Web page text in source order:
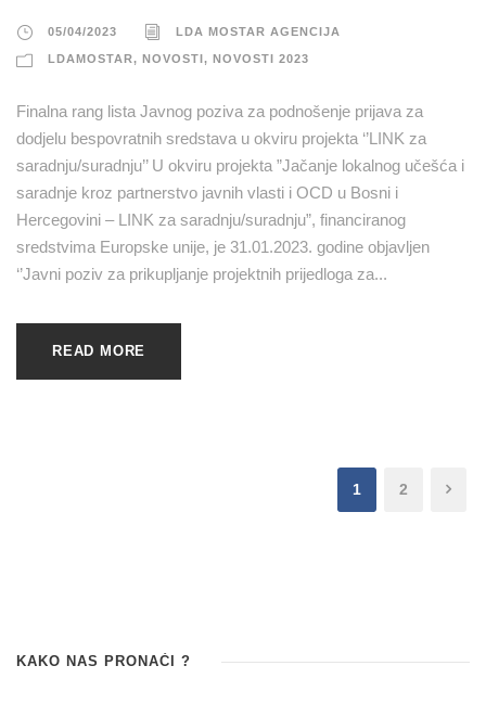
05/04/2023 LDA MOSTAR AGENCIJA
LDAMOSTAR, NOVOSTI, NOVOSTI 2023
Finalna rang lista Javnog poziva za podnošenje prijava za
dodjelu bespovratnih sredstava u okviru projekta ‘’LINK za
saradnju/suradnju’’ U okviru projekta ”Jačanje lokalnog učešća i
saradnje kroz partnerstvo javnih vlasti i OCD u Bosni i
Hercegovini – LINK za saradnju/suradnju”, financiranog
sredstvima Europske unije, je 31.01.2023. godine objavljen
‘’Javni poziv za prikupljanje projektnih prijedloga za...
READ MORE
1 2
KAKO NAS PRONAĆI ?